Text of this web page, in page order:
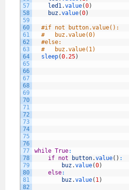
57
58
59
60
61
62
63
64
65
66
67
68
69
70
71
72
73
74
75
76
77
78
79
80
81
82
led1.value(0)
buz.value(0)
#if not button.value():
#   buz.value(0)
#else:
#   buz.value(1)
sleep(0.25)
while True:
if not button.value( ) :
buz.value(0)
else:
buz.value( 1)